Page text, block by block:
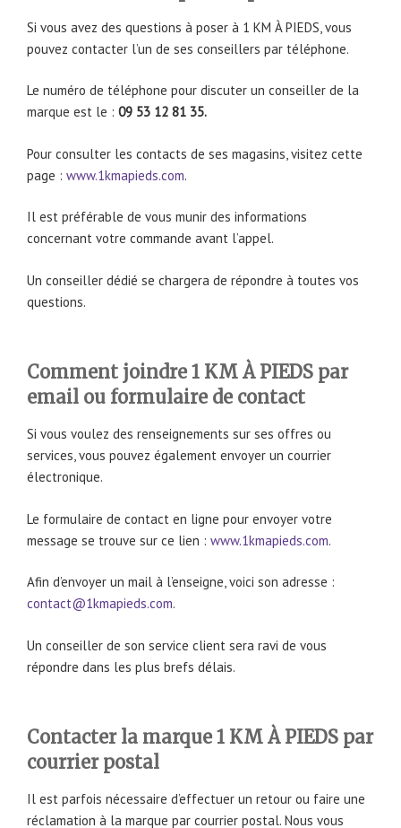
Si vous avez des questions à poser à 1 KM À PIEDS, vous
pouvez contacter l’un de ses conseillers par téléphone.
Le numéro de téléphone pour discuter un conseiller de la
marque est le : 09 53 12 81 35.
Pour consulter les contacts de ses magasins, visitez cette
page : www.1kmapieds.com.
Il est préférable de vous munir des informations
concernant votre commande avant l’appel.
Un conseiller dédié se chargera de répondre à toutes vos
questions.
Comment joindre 1 KM À PIEDS par
email ou formulaire de contact
Si vous voulez des renseignements sur ses offres ou
services, vous pouvez également envoyer un courrier
électronique.
Le formulaire de contact en ligne pour envoyer votre
message se trouve sur ce lien : www.1kmapieds.com.
Afin d’envoyer un mail à l’enseigne, voici son adresse :
contact@1kmapieds.com.
Un conseiller de son service client sera ravi de vous
répondre dans les plus brefs délais.
Contacter la marque 1 KM À PIEDS par
courrier postal
Il est parfois nécessaire d’effectuer un retour ou faire une
réclamation à la marque par courrier postal. Nous vous